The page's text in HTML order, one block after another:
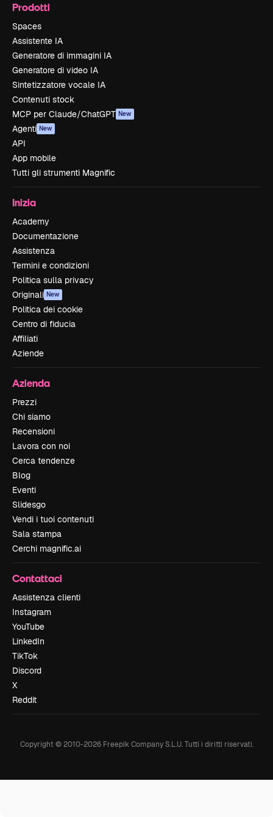
Prodotti
Spaces
Assistente IA
Generatore di immagini IA
Generatore di video IA
Sintetizzatore vocale IA
Contenuti stock
MCP per Claude/ChatGPT New
Agenti New
API
App mobile
Tutti gli strumenti Magnific
Inizia
Academy
Documentazione
Assistenza
Termini e condizioni
Politica sulla privacy
Originali New
Politica dei cookie
Centro di fiducia
Affiliati
Aziende
Azienda
Prezzi
Chi siamo
Recensioni
Lavora con noi
Cerca tendenze
Blog
Eventi
Slidesgo
Vendi i tuoi contenuti
Sala stampa
Cerchi magnific.ai
Contattaci
Assistenza clienti
Instagram
YouTube
LinkedIn
TikTok
Discord
X
Reddit
Copyright © 2010-2026Freepik Company S.L.U. Tutti i diritti riservati.